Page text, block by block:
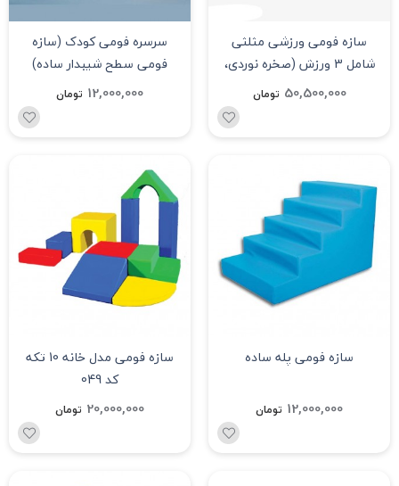
سازه فومی ورزشی مثلثی
شامل 3 ورزش (صخره نوردی،
پله نوردی و سرسره) کد 040
50,500,000 تومان
سرسره فومی کودک (سازه
فومی سطح شیبدار ساده)
12,000,000 تومان
سازه فومی پله ساده
12,000,000 تومان
سازه فومی مدل خانه 10 تکه
کد 049
20,000,000 تومان